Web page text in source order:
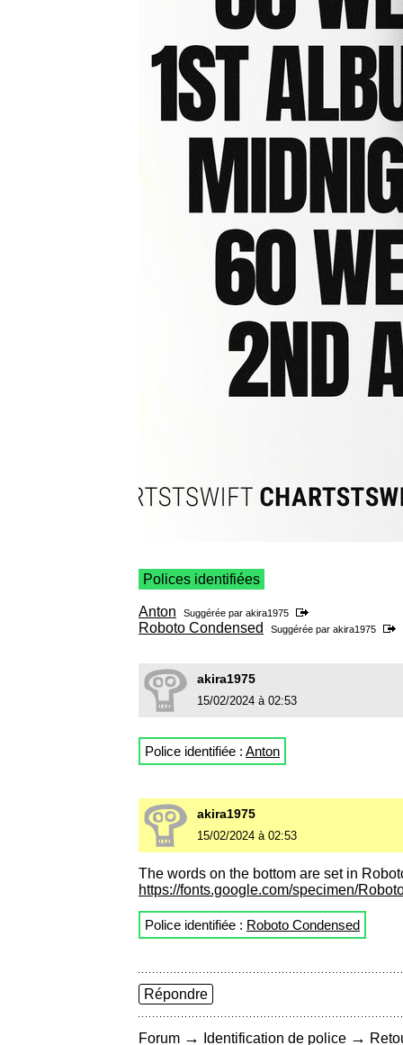
Polices identifiées
Anton Suggérée par akira1975
Roboto Condensed Suggérée par akira1975
akira1975
15/02/2024 à 02:53
Police identifiée : Anton
akira1975
15/02/2024 à 02:53
The words on the bottom are set in
https://fonts.google.com/specimen/
Police identifiée : Roboto Condensed
Répondre
Forum → Identification de police →